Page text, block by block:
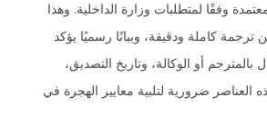
وفقًا لمتطلبات وزارة الداخلية. وهذا
ترجمة كاملة ودقيقة، وبيانًا رسميًا يؤكد
بالمترجم أو الوكالة، وتاريخ التصديق،
العناصر ضرورية لتلبية معايير الهجرة في